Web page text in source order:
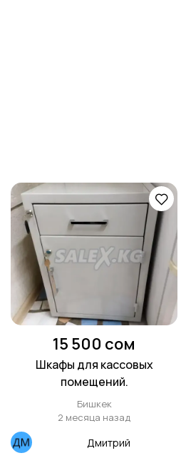
15 500 сом
Шкафы для кассовых
помещений.
Бишкек
2 месяца назад
Дмитрий